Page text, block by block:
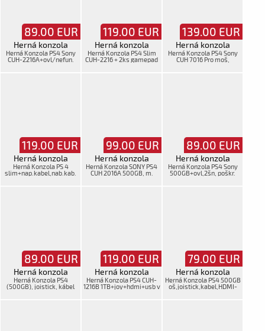
89.00 EUR
Herná konzola
Herná Konzola PS4 Sony
CUH-2216A+ovl/nefun.
119.00 EUR
Herná konzola
Herná Konzola PS4 Slim
CUH-2216 + 2ks gamepad
139.00 EUR
Herná konzola
Herná Konzola PS4 Sony
CUH 7016 Pro moš,
119.00 EUR
Herná konzola
Herná Konzola PS 4
slim+nap.kabel,nab.kab.
99.00 EUR
Herná konzola
Herná Konzola SONY PS4
CUH 2016A 500GB, m.
89.00 EUR
Herná konzola
Herná Konzola PS4 Sony
500GB+ovl,2šn, poškr.
89.00 EUR
Herná konzola
Herná Konzola PS4
(500GB), joistick, kábel
119.00 EUR
Herná konzola
Herná Konzola PS4 CUH-
1216B 1TB+joy+hdmi+usb v
79.00 EUR
Herná konzola
Herná Konzola PS4 500GB
oš,joistick,kabel,HDMI-